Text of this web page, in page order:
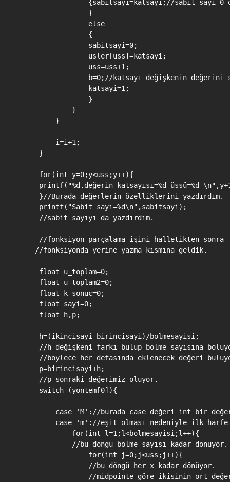
{sabitsayi=katsayi;//sabit sayı 0
                }
                else
                {
                sabitsayi=0;
                usler[uss]=katsayi;
                uss=uss+1;
b=0;//katsayı değişkenin değerini
                katsayi=1;
                }
            }
        }
        i=i+1;
    }
    for(int y=0;y<uss;y++){
printf("%d.değerin katsayısı=%d üssü=%d
    }//Burada değerlerin özelliklerini yazdırdım.
    printf("Sabit sayı=%d\n",sabitsayi);
    //sabit sayıyı da yazdırdım.
    //fonksiyon parçalama işini halletikten sonra
   //fonksiyonda yerine yazma kısmına geldik.
    float u_toplam=0;
    float u_toplam2=0;
    float k_sonuc=0;
    float sayi=0;
    float h,p;
    h=(ikincisayi-birincisayi)/bolmesayisi;
//h değişkeni farkı bulup bölme sayısına
//böylece her defasında eklenecek değeri
    p=birincisayi+h;
    //p sonraki değerimiz oluyor.
    switch (yontem[0]){
case 'M'://burada case değeri int bir
case 'm'://eşit olması nedeniyle ilk harfe
            for(int l=1;l<bolmesayisi;l++){
            //bu döngü bölme sayısı kadar dönüyor.
                for(int j=0;j<uss;j++){
                //bu döngü her x kadar dönüyor.
//midpointe göre ikisinin ort